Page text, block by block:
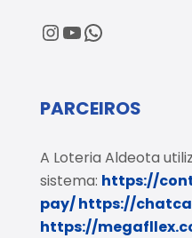
Central de
PARCEIROS
A Loteria Aldeota
sistema: https://
pay/https://
https://